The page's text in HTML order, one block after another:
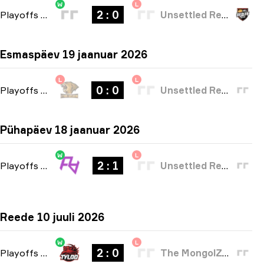
Playoffs bo3
W
2 : 0
L
Unsettled Resentment
Esmaspäev 19 jaanuar 2026
Playoffs bo3
L
0 : 0
L
Unsettled Resentment
Pühapäev 18 jaanuar 2026
Playoffs bo3
W
2 : 1
L
Unsettled Resentment
Reede 10 juuli 2026
Playoffs bo3
W
2 : 0
L
The MongolZ Academy